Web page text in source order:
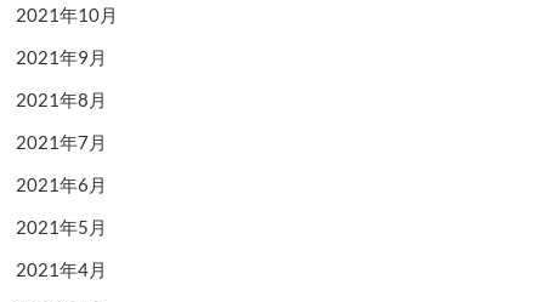
2021年10月
2021年9月
2021年8月
2021年7月
2021年6月
2021年5月
2021年4月